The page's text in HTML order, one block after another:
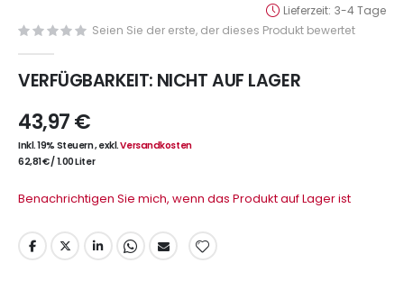
Lieferzeit 3-4 Tage
Seien Sie der erste, der dieses Produkt bewertet
VERFÜGBARKEIT: NICHT AUF LAGER
43,97 €
Inkl. 19% Steuern,exkl.Versandkosten
62,81 €/1.00 Liter
Benachrichtigen Sie mich, wenn das Produkt auf Lager ist